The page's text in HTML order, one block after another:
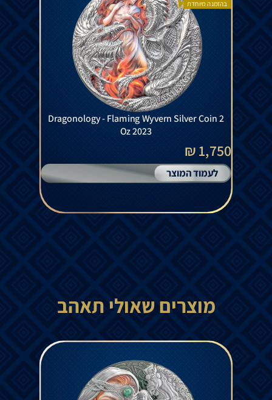
בהזמנה מיוחדת
Dragonology - Flaming Wyvern Silver Coin 2
Oz 2023
1,750 ₪
לעמוד המוצר
מוצרים שאולי תאהב